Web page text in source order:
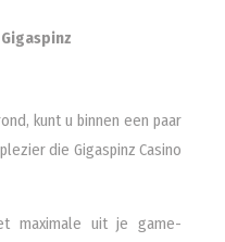
kunt u binnen een paar
die Gigaspinz Casino
maximale uit je game-